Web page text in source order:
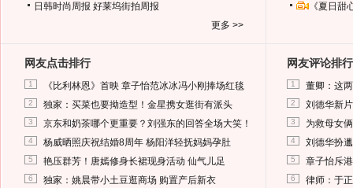
日韩时尚周报 好莱坞街拍周报
更多 >>
《夏日
网友点击排行
1 《比利林恩》首映 章子怡范冰冰冯小刚捧场红毯
2 独家：买菜也要拗造型！金星携女逛街有派头
3 京东和奶茶哪个更重要？刘强东的回答全场大笑！
4 杨威晒照庆祝结婚8周年 杨阳洋轻抚妈妈孕肚
5 艳压群芳！唐嫣修身长裙现身活动 仙气儿足
6 独家：姚晨带小土豆逛商场 购置产后新衣
网友评论排行
1 董卿：这
2 刘德华新
3 为救母女
4 刘德华扮
5 章子怡斥
6 律师：于